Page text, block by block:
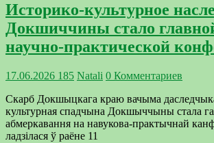
Историко-культурное
Докшиччины стало
научно-практической
17.06.2026 185 Natali 0 Комментариев
Скарб Докшыцкага краю вачыма
культурная спадчына Докшыччыны стала
абмеркавання на навукова-практычнай
ладзілася ў раёне 11